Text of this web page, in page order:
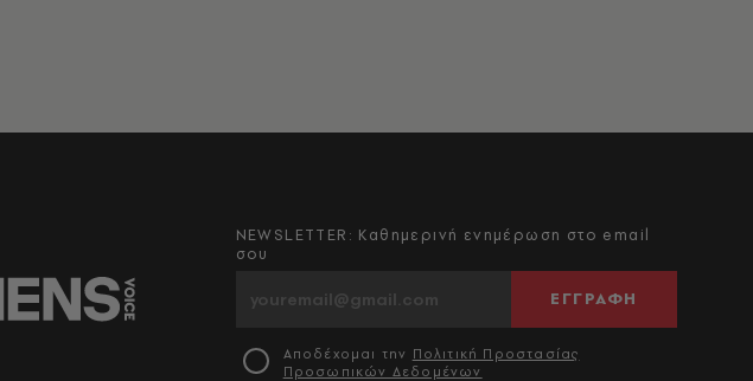
NEWSLETTER: Καθημερινή ενημέρωση στο email
σου
ΕΓΓΡΑΦΗ
Αποδέχομαι την Πολιτική Προστασίας
Προσωπικών Δεδομένων